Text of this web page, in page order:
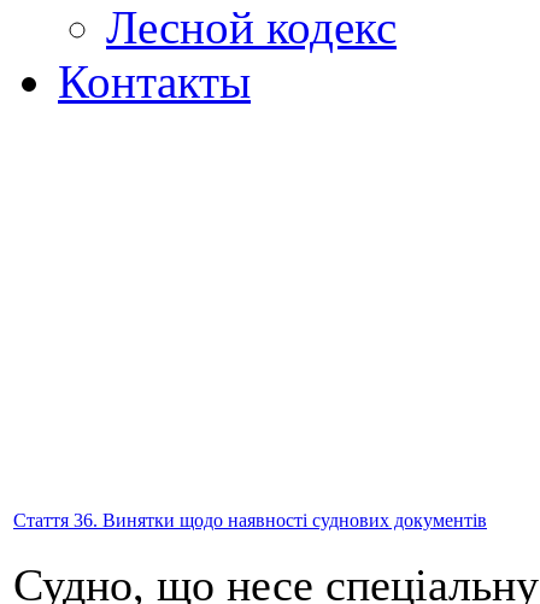
Лесной кодекс
Контакты
Стаття 36. Винятки щодо наявності суднових документів
Судно, що несе